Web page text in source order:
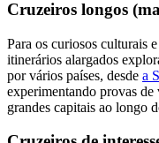
Cruzeiros longos
Para os curiosos culturais
itinerários alargados
por vários países, desde a
experimentando provas
grandes capitais ao longo